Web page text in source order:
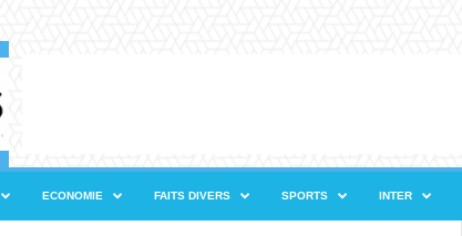
ECONOMIE FAITS DIVERS SPORTS INTER